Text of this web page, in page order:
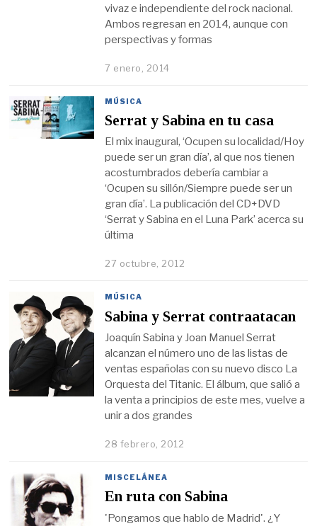
vivaz e independiente del rock nacional.
Ambos regresan en 2014, aunque con
perspectivas y formas
7 enero, 2014
MÚSICA
Serrat y Sabina en tu casa
El mix inaugural, ‘Ocupen su localidad/Hoy
puede ser un gran día’, al que nos tienen
acostumbrados debería cambiar a
‘Ocupen su sillón/Siempre puede ser un
gran día’. La publicación del CD+DVD
‘Serrat y Sabina en el Luna Park’ acerca su
última
27 octubre, 2012
MÚSICA
Sabina y Serrat contraatacan
Joaquín Sabina y Joan Manuel Serrat
alcanzan el número uno de las listas de
ventas españolas con su nuevo disco La
Orquesta del Titanic. El álbum, que salió a
la venta a principios de este mes, vuelve a
unir a dos grandes
28 febrero, 2012
MISCELÁNEA
En ruta con Sabina
'Pongamos que hablo de Madrid'. ¿Y